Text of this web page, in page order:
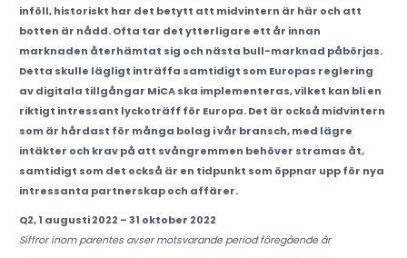
inföll, historiskt har det betytt att midvintern är här och att
botten är nådd. Ofta tar det ytterligare ett år innan
marknaden återhämtat sig och nästa bull-marknad påbörjas.
Detta skulle lägligt inträffa samtidigt som Europas reglering
av digitala tillgångar MiCA ska implementeras, vilket kan bli en
riktigt intressant lyckoträff för Europa. Det är också midvintern
som är hårdast för många bolag i vår bransch, med lägre
intäkter och krav på att svångremmen behöver stramas åt,
samtidigt som det också är en tidpunkt som öppnar upp för nya
intressanta partnerskap och affärer.
Q2, 1 augusti 2022 – 31 oktober 2022
Siffror inom parentes avser motsvarande period föregående år